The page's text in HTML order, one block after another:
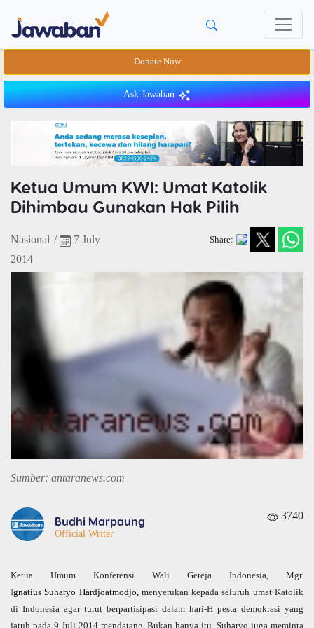
Donate Now
Ask Jawaban
Ketua Umum KWI: Umat Katolik
Dihimbau Gunakan Hak Pilih
Nasional /
7 July
2014
Share:
Sumber: antaranews.com
Budhi Marpaung
Official Writer
3740
Ketua Umum Konferensi Wali Gereja Indonesia, Mgr.
IgnatiusSuharyo Hardjoatmodjo,menyerukan kepada seluruh umat Katolik
di Indonesia agar turut berpartisipasi dalam hari-H pesta demokrasi yang
jatuh pada 9 Juli 2014 mendatang. Bukan hanya itu, Suharyo juga meminta